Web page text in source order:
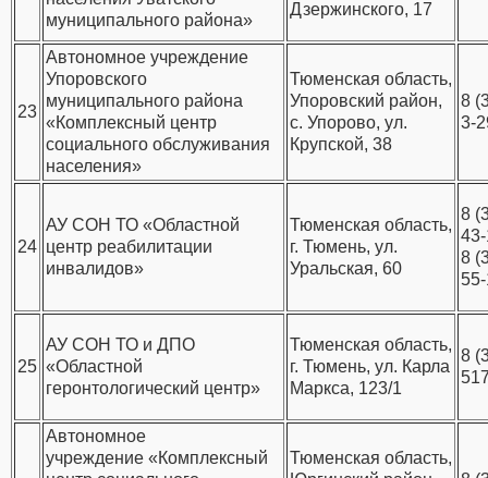
муниципального района»
Дзержинского, 17
23
Автономное учреждение
Упоровского
муниципального района
«Комплексный центр
социального обслуживания
населения»
Тюменская область,
Упоровский район,
с. Упорово, ул.
Крупской, 38
8
3-
24
АУ СОН ТО «Областной
центр реабилитации
инвалидов»
Тюменская область,
г. Тюмень, ул.
Уральская, 60
8
8
25
АУ СОН ТО и ДПО
«Областной
геронтологический центр»
Тюменская область,
г. Тюмень, ул. Карла
Маркса, 123/1
8
Автономное
учреждение «Комплексный
Тюменская область,